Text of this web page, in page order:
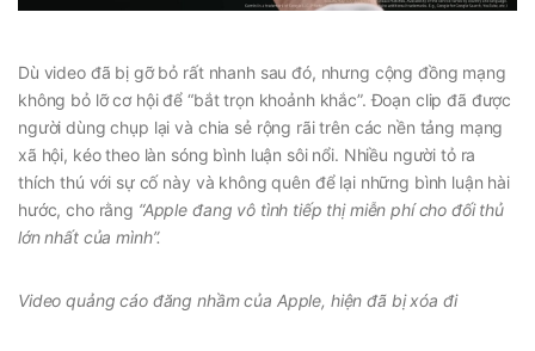
Dù video đã bị gỡ bỏ rất nhanh sau đó, nhưng cộng đồng mạng
không bỏ lỡ cơ hội để “bắt trọn khoảnh khắc”. Đoạn clip đã được
người dùng chụp lại và chia sẻ rộng rãi trên các nền tảng mạng
xã hội, kéo theo làn sóng bình luận sôi nổi. Nhiều người tỏ ra
thích thú với sự cố này và không quên để lại những bình luận hài
hước, cho rằng “Apple đang vô tình tiếp thị miễn phí cho đối thủ
lớn nhất của mình”.
Video quảng cáo đăng nhầm của Apple, hiện đã bị xóa đi